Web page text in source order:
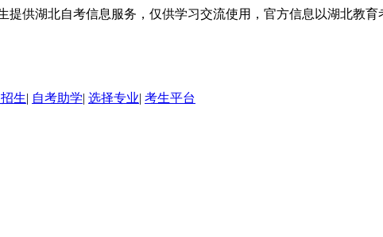
提供湖北自考信息服务，仅供学习交流使用，官方信息以湖北教育
生| 自考助学| 选择专业| 考生平台